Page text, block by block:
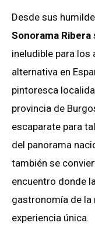
Desde sus
Sonorama Ribera
ineludible para los
alternativa en
pintoresca
provincia de
escaparate para
del panorama
también se
encuentro donde
gastronomía de la
experiencia única.